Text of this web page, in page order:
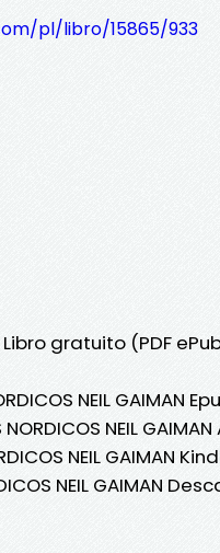
pl/libro/15865/933
gratuito (PDF
NEIL GAIMAN
NEIL
NEIL GAIMAN
NEIL GAIMAN